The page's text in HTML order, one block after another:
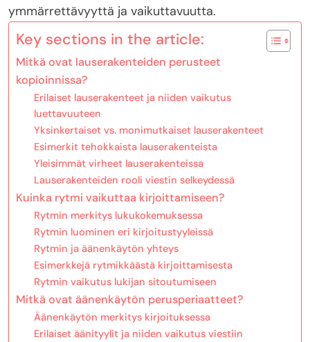
ymmärrettävyyttä ja vaikuttavuutta.
Key sections in the article:
Mitkä ovat lauserakenteiden perusteet
kopioinnissa?
Erilaiset lauserakenteet ja niiden vaikutus
luettavuuteen
Yksinkertaiset vs. monimutkaiset lauserakenteet
Esimerkit tehokkaista lauserakenteista
Yleisimmät virheet lauserakenteissa
Lauserakenteiden rooli viestin selkeydessä
Kuinka rytmi vaikuttaa kirjoittamiseen?
Rytmin merkitys lukukokemuksessa
Rytmin luominen eri kirjoitustyyleissä
Rytmin ja äänenkäytön yhteys
Esimerkkejä rytmikkäästä kirjoittamisesta
Rytmin vaikutus lukijan sitoutumiseen
Mitkä ovat äänenkäytön perusperiaatteet?
Äänenkäytön merkitys kirjoituksessa
Erilaiset äänityylit ja niiden vaikutus viestiin